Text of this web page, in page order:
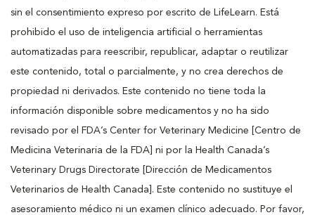
sin el consentimiento expreso por escrito de LifeLearn. Está
prohibido el uso de inteligencia artificial o herramientas
automatizadas para reescribir, republicar, adaptar o reutilizar
este contenido, total o parcialmente, y no crea derechos de
propiedad ni derivados. Este contenido no tiene toda la
información disponible sobre medicamentos y no ha sido
revisado por el FDA’s Center for Veterinary Medicine [Centro de
Medicina Veterinaria de la FDA] ni por la Health Canada’s
Veterinary Drugs Directorate [Dirección de Medicamentos
Veterinarios de Health Canada]. Este contenido no sustituye el
asesoramiento médico ni un examen clínico adecuado. Por favor,